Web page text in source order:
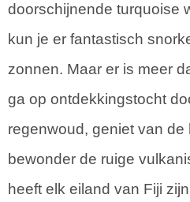
doorschijnende turquoise
kun je er fantastisch
zonnen. Maar er is meer
ga op ontdekkingstocht
regenwoud, geniet van
bewonder de ruige
heeft elk eiland van Fiji